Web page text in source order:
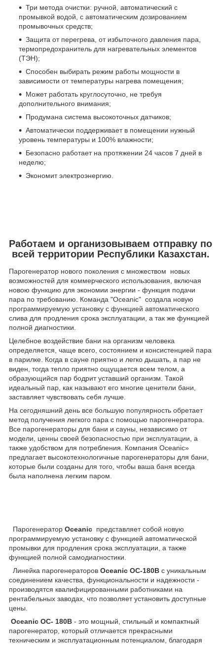
Три метода очистки: ручной, автоматический с
промывкой водой, с автоматическим дозированием
промывочных средств;
Защита от перегрева, от избыточного давления пара,
термопредохранитель для нагревательных элементов
(ТЭН);
Способен выбирать режим работы мощности в
зависимости от температуры нагрева помещения;
Может работать круглосуточно, не требуя
дополнительного внимания;
Продумана система высокоточных датчиков;
Автоматически поддерживает в помещении нужный
уровень температуры и 100% влажности;
Безопасно работает на протяжении 24 часов 7 дней в
неделю;
Экономит электроэнергию.
Работаем и организовываем отправку по
всей территории Республики Казахстан.
Парогенератор нового поколения с множеством новых
возможностей для коммерческого использования, включая
новою функцию для экономии энергии - функция подачи
пара по требованию. Команда "Осеаniс" создала новую
программируемую установку с функцией автоматического
слива для продления срока эксплуатации, а так же функцией
полной диагностики.
Целебное воздействие бани на организм человека
определяется, чаще всего, состоянием и консистенцией пара
в парилке. Когда в сауне приятно и легко дышать, а пар не
виден, тогда тепло приятно ощущается всем телом, а
образующийся пар бодрит уставший организм. Такой
идеальный пар, как называют его многие ценители бани,
заставляет чувствовать себя лучше.
На сегодняшний день все большую популярность обретает
метод получения легкого пара с помощью парогенератора.
Все парогенераторы для бани и сауны, независимо от
модели, ценны своей безопасностью при эксплуатации, а
также удобством для потребления. Компания Oceanic»
предлагает высокотехнологичные парогенераторы для бани,
которые были созданы для того, чтобы ваша баня всегда
была наполнена легким паром.
Парогенератор Oceanic представляет собой новую
программируемую установку с функцией автоматической
промывки для продления срока эксплуатации, а также
функцией полной самодиагностики.
Линейка парогенераторов Oceanic OC-180B с уникальным
соединением качества, функциональности и надежности -
производятся квалифицированными работниками на
рентабельных заводах, что позволяет установить доступные
цены.
Oceanic OC- 180B - это мощный, стильный и компактный
парогенератор, который отличается прекрасными
техническим и эксплуатационным потенциалом, благодаря